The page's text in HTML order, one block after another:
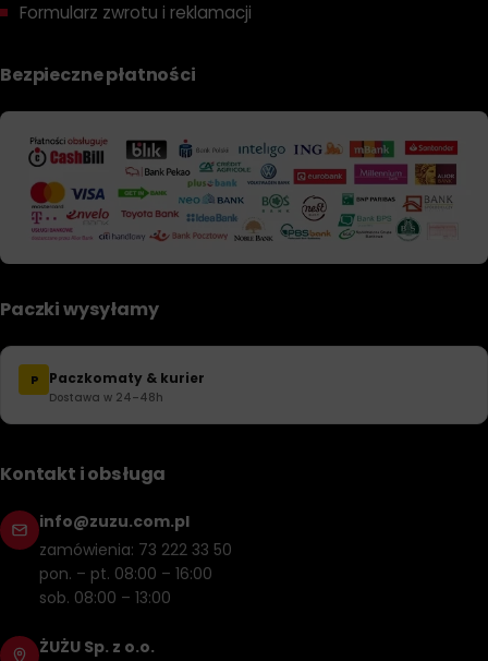
Formularz zwrotu i reklamacji
Bezpieczne płatności
Paczki wysyłamy
P Paczkomaty & kurier
Dostawa w 24–48h
Kontakt i obsługa
info@zuzu.com.pl
zamówienia: 73 222 33 50
pon. – pt. 08:00 – 16:00
sob. 08:00 – 13:00
ŻUŻU Sp. z o.o.